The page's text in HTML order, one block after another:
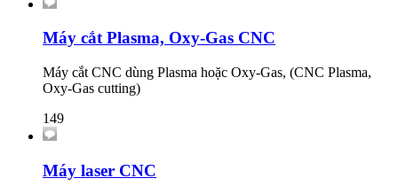
Máy cắt Plasma, Oxy-Gas CNC
Máy cắt CNC dùng Plasma hoặc Oxy-Gas, (CNC Plasma,
Oxy-Gas cutting)
149
Máy laser CNC